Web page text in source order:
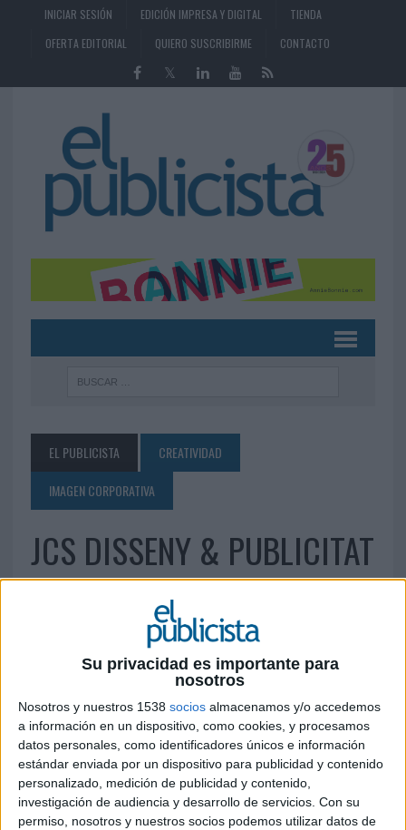
Su privacidad es importante para
nosotros
Nosotros y nuestros 1538 socios almacenamos y/o accedemos
a información en un dispositivo, como cookies, y procesamos
datos personales, como identificadores únicos e información
estándar enviada por un dispositivo para publicidad y contenido
personalizado, medición de publicidad y contenido,
investigación de audiencia y desarrollo de servicios. Con su
permiso, nosotros y nuestros socios podemos utilizar datos de
INICIAR SESIÓN EDICIÓN IMPRESA Y DIGITAL
TIENDA
OFERTA EDITORIAL
QUIERO SUSCRIBIRME CONTACTO
EL PUBLICISTA
CREATIVIDAD
IMAGEN CORPORATIVA
JCS DISSENY & PUBLICITAT
Barcelona
Borges Blanques, 12 entlo. 2ª 08227 Terrassa
(Barcelona) Tel.: 93 786 12 44 Fax: 93 786 10 09
jcs@jcsdisseny.comwww.jcsdisseny.com
IMPRIMIR
TWEET